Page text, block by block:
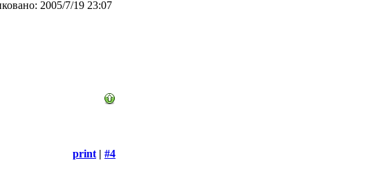
2005/7/19 23:07
print | #4